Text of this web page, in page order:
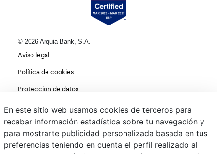
© 2026 Arquia Bank, S.A.
Aviso legal
Política de cookies
Protección de datos
Política de privacidad web
MIFID
En este sitio web usamos cookies de terceros para
recabar información estadística sobre tu navegación y
para mostrarte publicidad personalizada basada en tus
preferencias teniendo en cuenta el perfil realizado al